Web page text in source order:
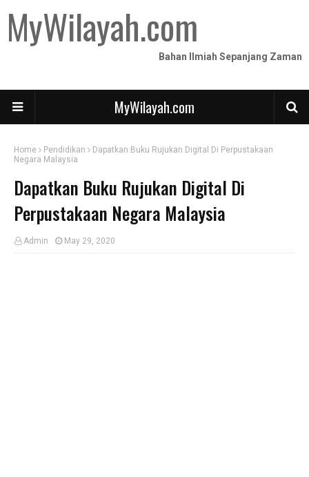
MyWilayah.com
Bahan Ilmiah Sepanjang Zaman
MyWilayah.com
Home Pendidikan
Dapatkan Buku Rujukan Digital Di Perpustakaan
Negara Malaysia
Dapatkan Buku Rujukan Digital Di
Perpustakaan Negara Malaysia
Admin May 29, 2020